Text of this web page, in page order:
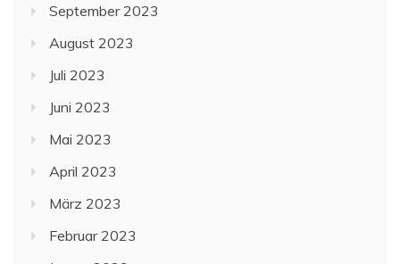
September 2023
August 2023
Juli 2023
Juni 2023
Mai 2023
April 2023
März 2023
Februar 2023